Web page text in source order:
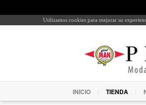
Utilizamos cookies para mejorar su
INICIO TIENDA